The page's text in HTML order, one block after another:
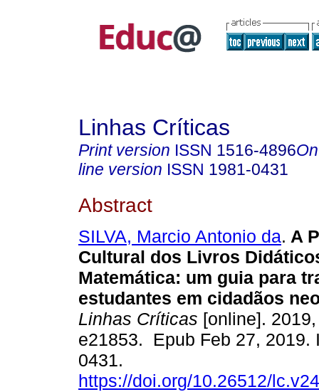
Linhas Críticas
Print version ISSN 1516-4896
line version ISSN 1981-0431
Abstract
SILVA, Marcio Antonio da. A
Cultural dos Livros
Matemática: um guia para
estudantes em cidadãos
Linhas Críticas [online].
e21853. Epub Feb 27, 2019.
0431.
https://doi.org/10.26512/